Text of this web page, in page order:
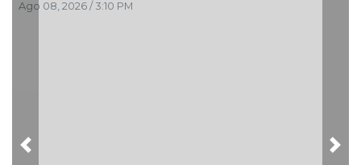
Ago 08, 2026 / 3:10 PM
Previous